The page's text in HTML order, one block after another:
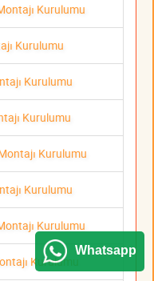
Kurulumu
Kurulumu
Kurulumu
Kurulumu
Kurulumu
Kurulumu
Kurulumu
Kurulumu
Whatsapp